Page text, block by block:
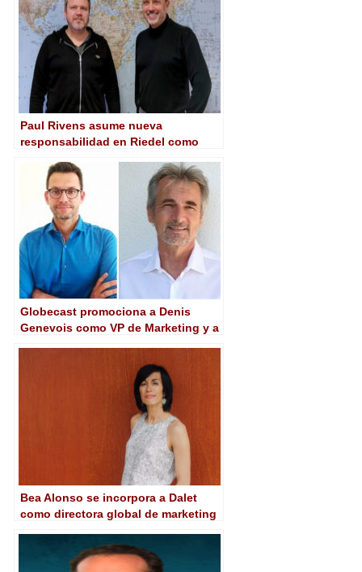
Paul Rivens asume nueva
responsabilidad en Riedel como
Globecast promociona a Denis
Genevois como VP de Marketing y a
Bea Alonso se incorpora a Dalet
como directora global de marketing